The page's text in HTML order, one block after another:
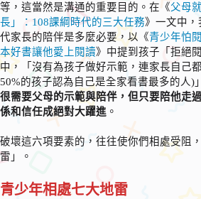
等，這當然是溝通的重要目的。在《父母
長」：108課綱時代的三大任務》一文中，
代家長的陪伴是多麼必要，以《青少年怕
本好書讓他愛上閱讀》中提到孩子「拒絕
中，「沒有為孩子做好示範，連家長自己
50%的孩子認為自己是全家看書最多的人)
很需要父母的示範與陪伴，但只要陪他走
係和信任成絕對大躍進 。
破壞這六項要素的，往往使你們相處受阻
雷」。
青少年相處七大地雷